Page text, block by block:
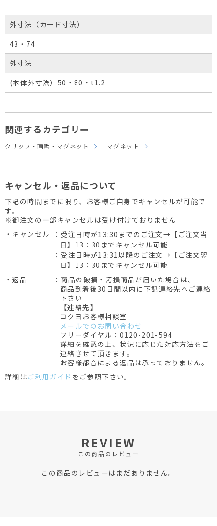
外寸法（カード寸法）
43・74
外寸法
(本体外寸法）50・80・t1.2
関連するカテゴリー
クリップ・画鋲・マグネット マグネット
キャンセル・返品について
下記の時間までに限り、お客様ご自身でキャンセルが可能で
す。
※御注文の一部キャンセルは受け付けておりません
・キャンセル
：受注日時が13:30までのご注文→【ご注文当
日】13：30までキャンセル可能
：受注日時が13:31以降のご注文→【ご注文翌
日】13：30までキャンセル可能
・返品
：商品の破損・汚損商品が届いた場合は、
商品到着後30日間以内に下記連絡先へご連絡
下さい
【連絡先】
コクヨお客様相談室
メールでのお問い合わせ
フリーダイヤル：0120-201-594
詳細を確認の上、状況に応じた対応方法をご
連絡させて頂きます。
お客様都合による返品は承っておりません。
詳細はご利用ガイド をご参照下さい。
REVIEW
この商品のレビュー
この商品のレビューはまだありません。